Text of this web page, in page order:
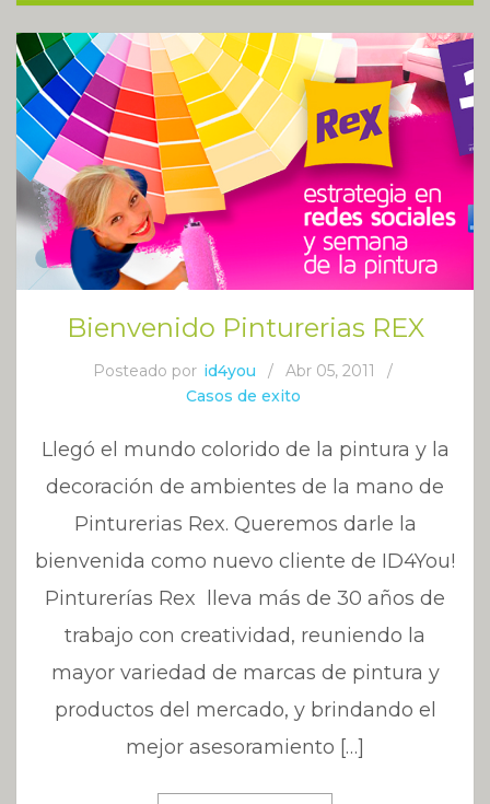
Bienvenido Pinturerias REX
Posteado por id4you / Abr 05, 2011
/
Casos de exito
Llegó el mundo colorido de la pintura y la
decoración de ambientes de la mano de
Pinturerias Rex. Queremos darle la
bienvenida como nuevo cliente de ID4You!
Pinturerías Rex lleva más de 30 años de
trabajo con creatividad, reuniendo la
mayor variedad de marcas de pintura y
productos del mercado, y brindando el
mejor asesoramiento […]